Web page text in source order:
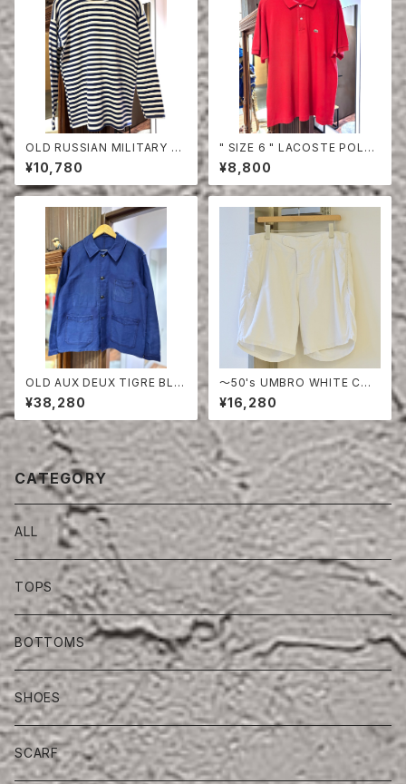
OLD RUSSIAN MILITARY B
ORDER CUT-SEW
¥10,780
" SIZE 6 " LACOSTE POLO
SHIRT RED
¥8,800
OLD AUX DEUX TIGRE BLU
E MOLESKIN JACKET
¥38,280
〜50's UMBRO WHITE COT
TON SHORTS
¥16,280
CATEGORY
ALL
TOPS
BOTTOMS
SHOES
SCARF